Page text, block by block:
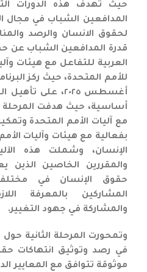
حيث تهدف هذه الدورات
المدافعين الشباب في مجال
لحقوق الانسان والرصد
قدرة المدافعين الشباب عن
العربية للتفاعل مع هيئات
للأمم المتحدة، حيث ركز
أغسطس ٢٠٢٥، على
أساسية، حيث هدفت المرحلة
مع آليات الأمم المتحدة
بفعالية مع هيئات وآليات
الإنسان، وشملت هذه
والمقررين الخاصين
حقوق الإنسان في
المشاركين بالمعرفة
والمشاركة في جهود التغيير.
وتمحورت المرحلة الثانية
في رصد وتوثيق انتهاكات
موثوقة تتوافق مع المعايير